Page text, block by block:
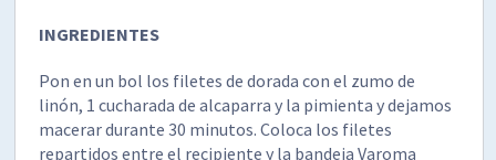
INGREDIENTES
Pon en un bol los filetes de dorada con el zumo de
linón, 1 cucharada de alcaparra y la pimienta y dejamos
macerar durante 30 minutos. Coloca los filetes
repartidos entre el recipiente y la bandeja Varoma